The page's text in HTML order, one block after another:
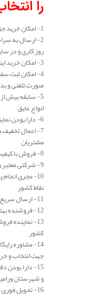
را
1- امکان خرید جزیی و عمده انواع عایق پشم سنگ
2- ارسال به
روز کاری و در سایر
3- امکان خرید اینترنتی انواع عایق پشم سنگ
4- امکان ثبت
صورت تلفنی و
انواع عایق
6- دارا بودن نمایندگی فروش معتبر
7- اعمال
مشتریان
8- فروش با کیفیت ترین انواع عایق پشم سنگ
9- شرکتی معتبر و دارای کد ثبتی
10- مجری
نقاط کشور
11- ارسال سریع پیش فاکتور برای مشتریان گرامی
12- فروشنده بهترین نوع انواع پشم سنگ
13- نماینده
کشور
14- مشاوره
جهت انتخاب و
15- دارا
و شهرستان
16- تحویل فوری محصول خریداری شده